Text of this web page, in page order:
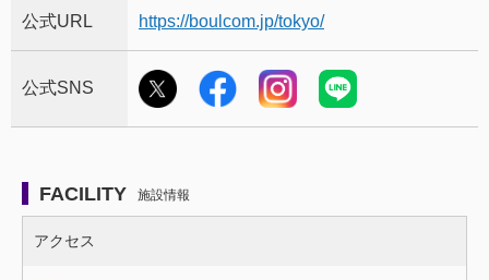
公式URL https://boulcom.jp/tokyo/
公式SNS
FACILITY 施設情報
アクセス